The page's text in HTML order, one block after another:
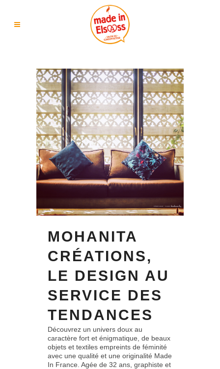
MOHANITA
CRÉATIONS,
LE DESIGN AU
SERVICE DES
TENDANCES
Découvrez un univers doux au
caractère fort et énigmatique, de beaux
objets et textiles empreints de féminité
avec une qualité et une originalité Made
In France. Agée de 32 ans, graphiste et